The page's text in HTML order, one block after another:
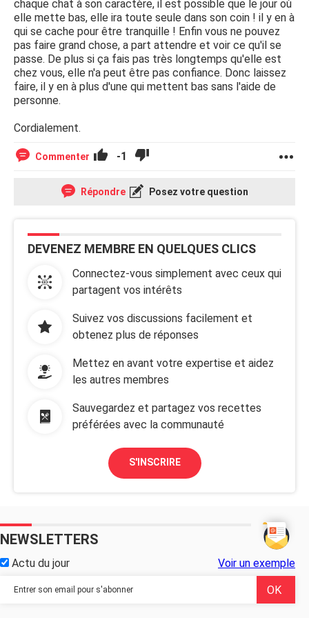
problème, je souhaiterais l'aider mais voudra t-elle de mon
aide.
Merci pour vos conseilles
chaque chat à son caractère, il est possible que le jour où
elle mette bas, elle ira toute seule dans son coin ! il y en à
qui se cache pour être tranquille ! Enfin vous ne pouvez
pas faire grand chose, a part attendre et voir ce qu'il se
passe. De plus si ça fais pas très longtemps qu'elle est
chez vous, elle n'a peut être pas confiance. Donc laissez
faire, il y en à plus d'une qui mettent bas sans l'aide de
personne.
Cordialement.
Commenter -1
Répondre Posez votre question
DEVENEZ MEMBRE EN QUELQUES CLICS
Connectez-vous simplement avec ceux qui
partagent vos intérêts
Suivez vos discussions facilement et
obtenez plus de réponses
Mettez en avant votre expertise et aidez
les autres membres
Sauvegardez et partagez vos recettes
préférées avec la communauté
S'INSCRIRE
NEWSLETTERS
Actu du jour Voir un exemple